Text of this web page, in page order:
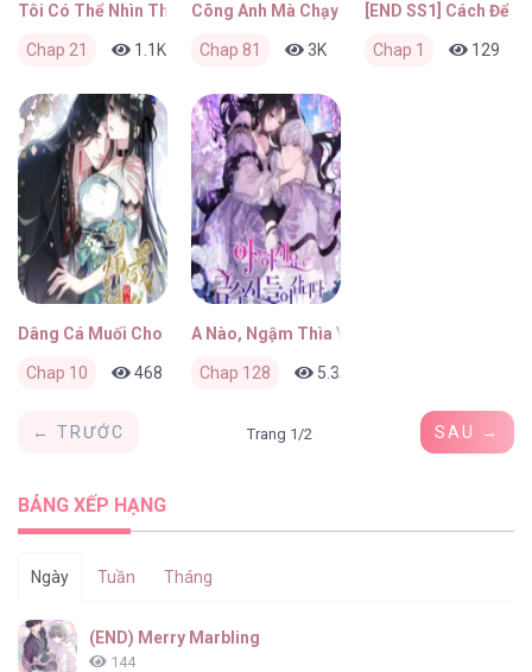
Tôi Có Thể Nhìn Thấy Thông Số Của Cậu
Chap 21 1.1K 0 4 tháng trước
Cõng Anh Mà Chạy
Chap 81 3K 6 tháng trước
[END SS1] Cách Để
Chap 1 129
Dâng Cá Muối Cho Sư Tổ
Chap 10 468 0 6 tháng trước
A Nào, Ngậm Thìa Vàng Nhé?
Chap 128 5.3K
← TRƯỚC Trang 1/2 SAU →
BẢNG XẾP HẠNG
Ngày Tuần Tháng
(END) Merry Marbling
144